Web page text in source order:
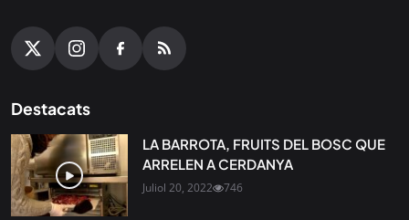
Destacats
LA BARROTA, FRUITS DEL BOSC QUE
ARRELEN A CERDANYA
Juliol 20, 2022 746